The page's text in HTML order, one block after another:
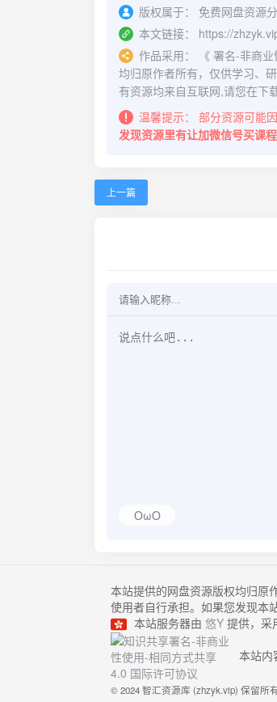
版权属于：
免费网盘资源
本文链接：
https://
作品采用：
《 署名-非商
均归原作者所有，仅供学习、
有资源均来自互联网,请您在下
温馨提示：
部分资源可能
发现资源里有让加微信号买课
上一篇
OωO
本站提供的网盘资源版权均归原
使用者自行承担。如果您发现本
本站服务器由 悠Y 提供，采
本站内
© 2024 智汇资源库 (zhzyk.vip) 保留所有